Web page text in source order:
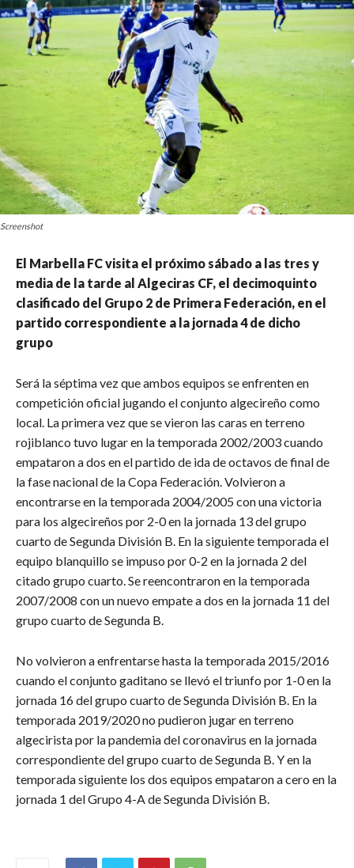
Screenshot
El Marbella FC visita el próximo sábado a las tres y
media de la tarde al Algeciras CF, el decimoquinto
clasificado del Grupo 2 de Primera Federación, en el
partido correspondiente a la jornada 4 de dicho
grupo
Será la séptima vez que ambos equipos se enfrenten en
competición oficial jugando el conjunto algecireño como
local. La primera vez que se vieron las caras en terreno
rojiblanco tuvo lugar en la temporada 2002/2003 cuando
empataron a dos en el partido de ida de octavos de final de
la fase nacional de la Copa Federación. Volvieron a
encontrarse en la temporada 2004/2005 con una victoria
para los algecireños por 2-0 en la jornada 13 del grupo
cuarto de Segunda División B. En la siguiente temporada el
equipo blanquillo se impuso por 0-2 en la jornada 2 del
citado grupo cuarto. Se reencontraron en la temporada
2007/2008 con un nuevo empate a dos en la jornada 11 del
grupo cuarto de Segunda B.
No volvieron a enfrentarse hasta la temporada 2015/2016
cuando el conjunto gaditano se llevó el triunfo por 1-0 en la
jornada 16 del grupo cuarto de Segunda División B. En la
temporada 2019/2020 no pudieron jugar en terreno
algecirista por la pandemia del coronavirus en la jornada
correspondiente del grupo cuarto de Segunda B. Y en la
temporada siguiente los dos equipos empataron a cero en la
jornada 1 del Grupo 4-A de Segunda División B.